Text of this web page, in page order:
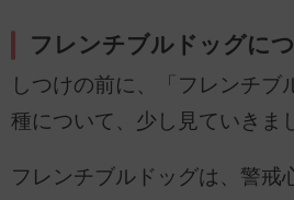
フレンチブルドッグに
しつけの前に、「フレンチブ
種について、少し見ていきま
フレンチブルドッグは、警戒